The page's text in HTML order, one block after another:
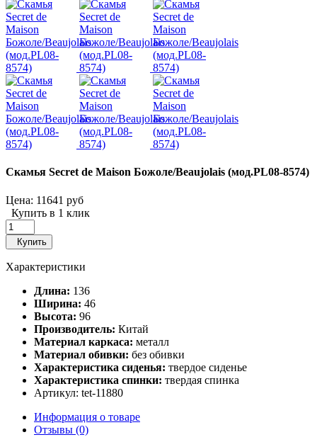
Скамья Secret de Maison Божоле/Beaujolais (мод.PL08-8574)
Цена: 11641 руб
Купить в 1 клик
Купить
Характеристики
Длина: 136
Ширина: 46
Высота: 96
Производитель: Китай
Материал каркаса: металл
Материал обивки: без обивки
Характеристика сиденья: твердое сиденье
Характеристика спинки: твердая спинка
Артикул: tet-11880
Информация о товаре
Отзывы (0)